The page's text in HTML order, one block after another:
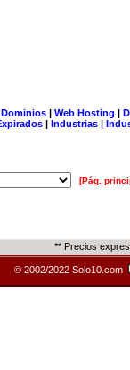
| Web Hosting |
| Industrias |
[Pág.
** Precios
© 2002/2022 Solo10.com